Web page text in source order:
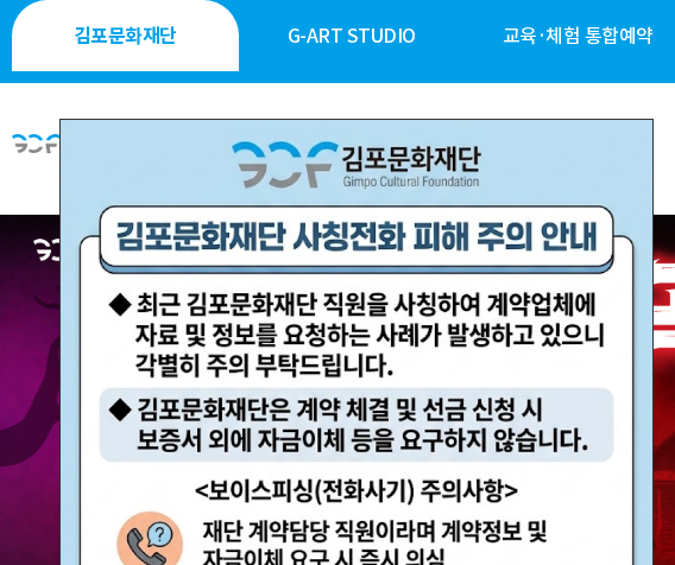
김포문화재단 G-ART STUDIO 교육·체험 통합예약
문화·예술·교육·체험
이달의 일정
공연 안내
전시 안내
축제 안내
행사 안내
관람 가이드
문화 공간
공연·축제 공간
전시·미술 공간
시민 소통 공간
시설 대관안내